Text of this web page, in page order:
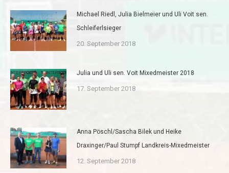
Michael Riedl, Julia Bielmeier und Uli Voit sen.
Schleiferlsieger
20. September 2018
Julia und Uli sen. Voit Mixedmeister 2018
17. September 2018
Anna Pöschl/Sascha Bilek und Heike
Draxinger/Paul Stumpf Landkreis-Mixedmeister
12. September 2018